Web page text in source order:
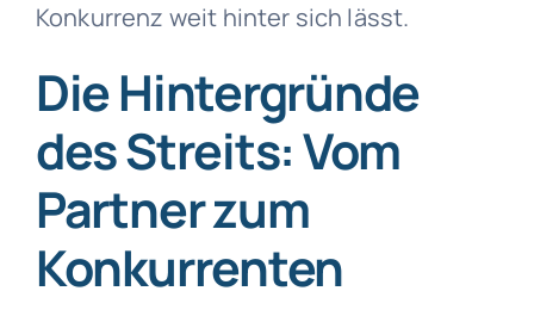
Konkurrenz weit hinter sich lässt.
Die Hintergründe
des Streits: Vom
Partner zum
Konkurrenten